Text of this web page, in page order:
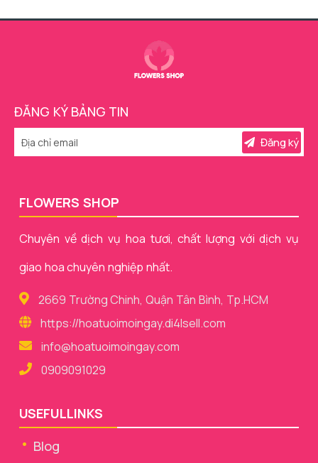
ĐĂNG KÝ BẢNG TIN
Đăng ký
FLOWERS SHOP
Chuyên về dịch vụ hoa tươi, chất lượng với dịch vụ
giao hoa chuyên nghiệp nhất.
2669 Trường Chinh, Quận Tân Bình, Tp.HCM
https://hoatuoimoingay.di4lsell.com
info@hoatuoimoingay.com
0909091029
USEFULLINKS
Blog